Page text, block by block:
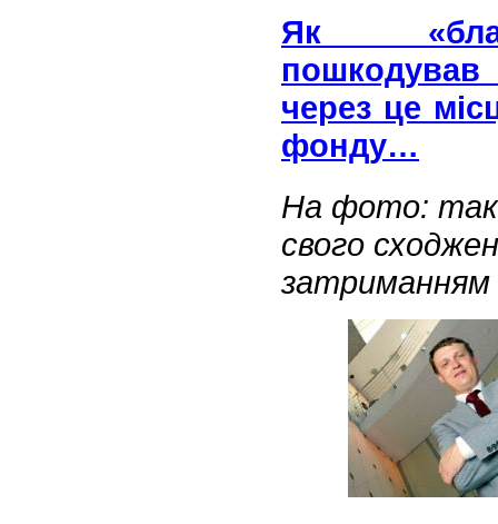
Як
пошкодував
через це
фонду…
На фото:
свого
затриманням